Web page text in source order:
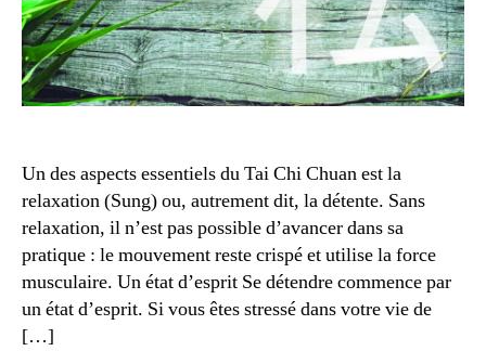
Un des aspects essentiels du Tai Chi Chuan est la
relaxation (Sung) ou, autrement dit, la détente. Sans
relaxation, il n’est pas possible d’avancer dans sa
pratique : le mouvement reste crispé et utilise la force
musculaire. Un état d’esprit Se détendre commence par
un état d’esprit. Si vous êtes stressé dans votre vie de
[…]